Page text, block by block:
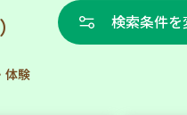
検索条件を
体験